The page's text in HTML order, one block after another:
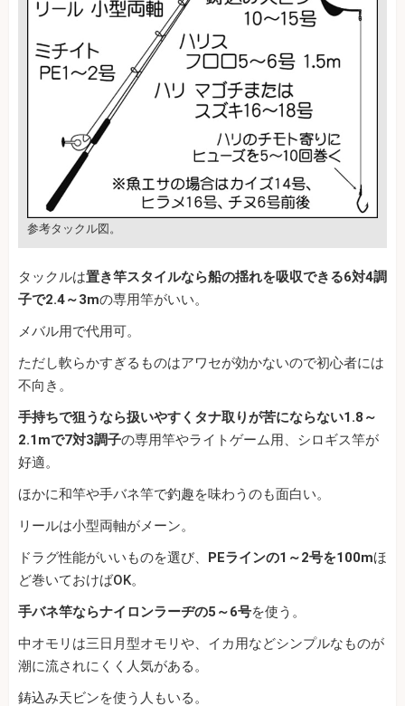
参考タックル図。
タックルは置き竿スタイルなら船の揺れを吸収できる6対4調
子で2.4～3mの専用竿がいい。
メバル用で代用可。
ただし軟らかすぎるものはアワセが効かないので初心者には
不向き。
手持ちで狙うなら扱いやすくタナ取りが苦にならない1.8～
2.1mで7対3調子の専用竿やライトゲーム用、シロギス竿が
好適。
ほかに和竿や手バネ竿で釣趣を味わうのも面白い。
リールは小型両軸がメーン。
ドラグ性能がいいものを選び、 PEラインの1～2号を100mほ
ど巻いておけばOK。
手バネ竿ならナイロンラーヂの5～6号を使う。
中オモリは三日月型オモリや、イカ用などシンプルなものが
潮に流されにくく人気がある。
鋳込み天ビンを使う人もいる。